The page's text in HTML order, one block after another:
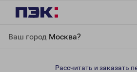
Ваш город Москва?
Амурская область
Рассчитать и заказать